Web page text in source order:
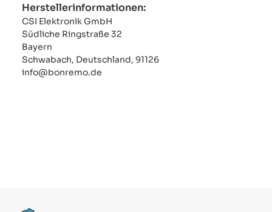
Herstellerinformationen:
CSI Elektronik GmbH
Südliche Ringstraße 32
Bayern
Schwabach, Deutschland, 91126
info@bonremo.de